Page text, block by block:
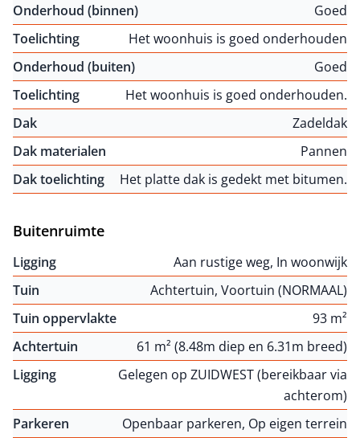
Onderhoud (binnen)
Goed
Toelichting
Het woonhuis is goed onderhouden
Onderhoud (buiten)
Goed
Toelichting
Het woonhuis is goed onderhouden.
Dak
Zadeldak
Dak materialen
Pannen
Dak toelichting
Het platte dak is gedekt met bitumen.
Buitenruimte
Ligging
Aan rustige weg, In woonwijk
Tuin
Achtertuin, Voortuin (NORMAAL)
Tuin oppervlakte
93 m²
Achtertuin
61 m² (8.48m diep en 6.31m breed)
Ligging
Gelegen op ZUIDWEST (bereikbaar via
achterom)
Parkeren
Openbaar parkeren, Op eigen terrein